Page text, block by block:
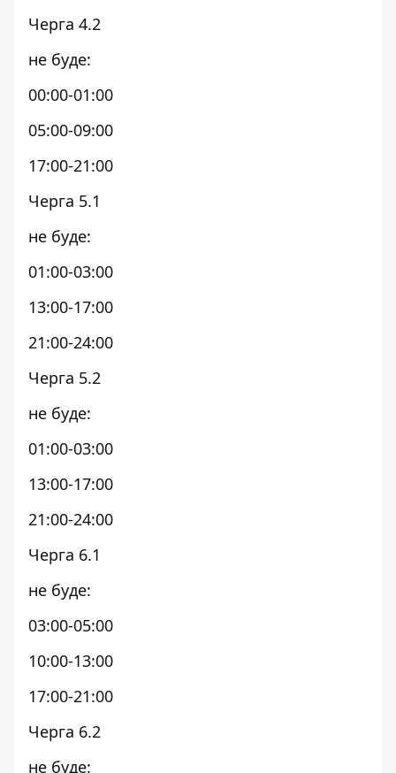
Черга 4.2
не буде:
00:00-01:00
05:00-09:00
17:00-21:00
Черга 5.1
не буде:
01:00-03:00
13:00-17:00
21:00-24:00
Черга 5.2
не буде:
01:00-03:00
13:00-17:00
21:00-24:00
Черга 6.1
не буде:
03:00-05:00
10:00-13:00
17:00-21:00
Черга 6.2
не буде: